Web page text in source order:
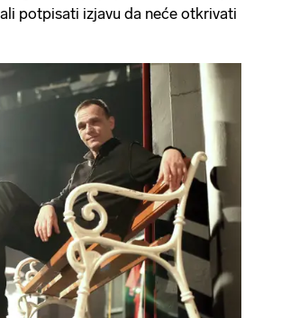
potpisati izjavu da neće otkrivati